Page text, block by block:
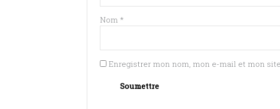
Nom*
Enregistrer mon nom, mon e-mail et mon